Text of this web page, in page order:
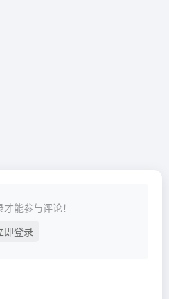
能参与评论！
即登录